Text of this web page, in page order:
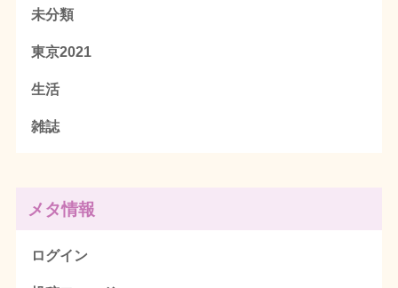
未分類
東京2021
生活
雑誌
メタ情報
ログイン